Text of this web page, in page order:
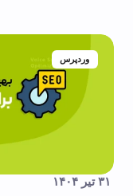
وردپرس
۳۱ تیر ۱۴۰۴